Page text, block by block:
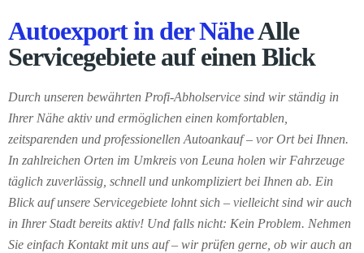
Autoexport in der NäheAlle
Servicegebiete auf einen Blick
Durch unseren bewährten Profi-Abholservice sind wir ständig in
Ihrer Nähe aktiv und ermöglichen einen komfortablen,
zeitsparenden und professionellen Autoankauf – vor Ort bei Ihnen.
In zahlreichen Orten im Umkreis von Leuna holen wir Fahrzeuge
täglich zuverlässig, schnell und unkompliziert bei Ihnen ab. Ein
Blick auf unsere Servicegebiete lohnt sich – vielleicht sind wir auch
in Ihrer Stadt bereits aktiv! Und falls nicht: Kein Problem. Nehmen
Sie einfach Kontakt mit uns auf – wir prüfen gerne, ob wir auch an